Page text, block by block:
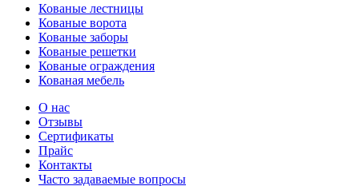
Кованые лестницы
Кованые ворота
Кованые заборы
Кованые решетки
Кованые ограждения
Кованая мебель
О нас
Отзывы
Сертификаты
Прайс
Контакты
Часто задаваемые вопросы